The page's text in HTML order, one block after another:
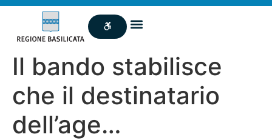
Il bando stabilisce
che il destinatario
dell’age…